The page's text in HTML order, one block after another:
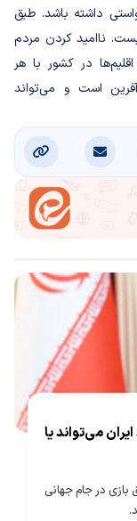
داشته باشد. طبق
ناامید کردن مردم
در کشور با هر
است و می‌تواند
می‌تواند یا
بازی در جام جهانی